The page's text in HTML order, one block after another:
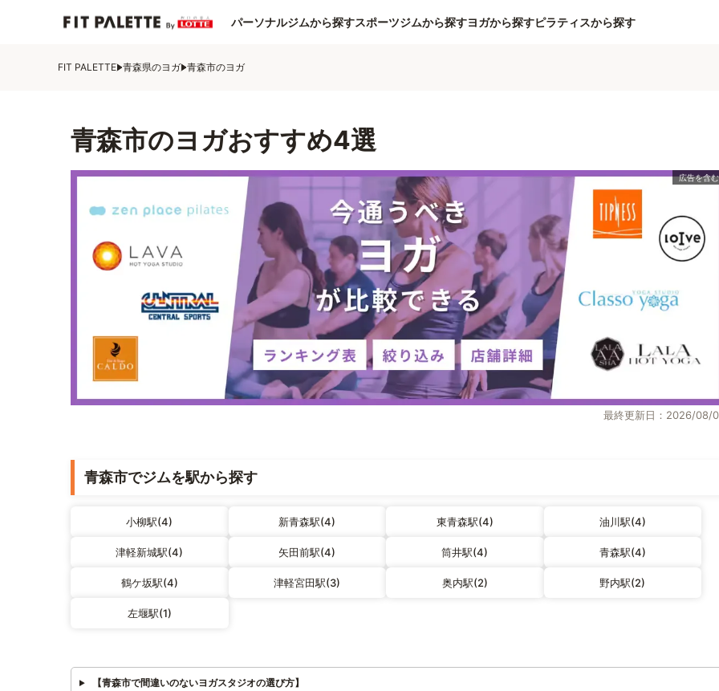
パーソナルジムから探すスポーツジムから探すヨガから探すピラティスから探す
FIT PALETTE 青森県のヨガ 青森市のヨガ
青森市のヨガおすすめ4選
最終更新日：2026/08/
青森市でジムを駅から探す
小柳駅(4) 新青森駅(4) 東青森駅(4) 油川駅(4)
津軽新城駅(4) 矢田前駅(4) 筒井駅(4) 青森駅(4)
鶴ケ坂駅(4) 津軽宮田駅(3) 奥内駅(2) 野内駅(2)
左堰駅(1)
【青森市で間違いのないヨガスタジオの選び方】